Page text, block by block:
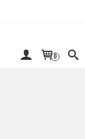
0